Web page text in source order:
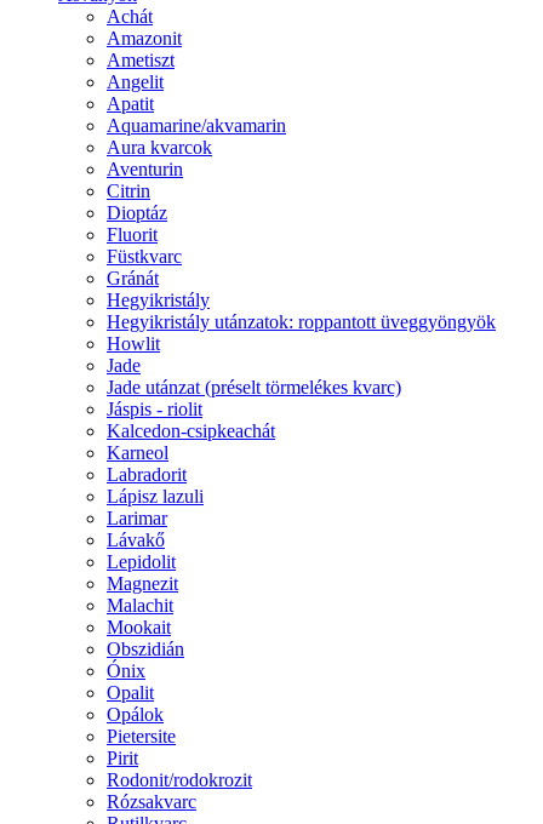
Achát
Amazonit
Ametiszt
Angelit
Apatit
Aquamarine/akvamarin
Aura kvarcok
Aventurin
Citrin
Dioptáz
Fluorit
Füstkvarc
Gránát
Hegyikristály
Hegyikristály utánzatok: roppantott üveggyöngyök
Howlit
Jade
Jade utánzat (préselt törmelékes kvarc)
Jáspis - riolit
Kalcedon-csipkeachát
Karneol
Labradorit
Lápisz lazuli
Larimar
Lávakő
Lepidolit
Magnezit
Malachit
Mookait
Obszidián
Ónix
Opalit
Opálok
Pietersite
Pirit
Rodonit/rodokrozit
Rózsakvarc